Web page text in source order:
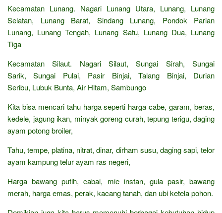
Kecamatan Lunang. Nagari Lunang Utara, Lunang, Lunang
Selatan, Lunang Barat, Sindang Lunang, Pondok Parian
Lunang, Lunang Tengah, Lunang Satu, Lunang Dua, Lunang
Tiga
Kecamatan Silaut. Nagari Silaut, Sungai Sirah, Sungai
Sarik, Sungai Pulai, Pasir Binjai, Talang Binjai, Durian
Seribu, Lubuk Bunta, Air Hitam, Sambungo
Kita bisa mencari tahu harga seperti harga cabe, garam, beras,
kedele, jagung ikan, minyak goreng curah, tepung terigu, daging
ayam potong broiler,
Tahu, tempe, platina, nitrat, dinar, dirham susu, daging sapi, telor
ayam kampung telur ayam ras negeri,
Harga bawang putih, cabai, mie instan, gula pasir, bawang
merah, harga emas, perak, kacang tanah, dan ubi ketela pohon.